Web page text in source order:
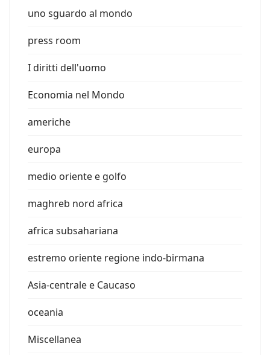
uno sguardo al mondo
press room
I diritti dell'uomo
Economia nel Mondo
americhe
europa
medio oriente e golfo
maghreb nord africa
africa subsahariana
estremo oriente regione indo-birmana
Asia-centrale e Caucaso
oceania
Miscellanea